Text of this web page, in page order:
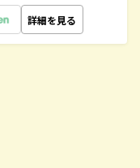
詳細を見る